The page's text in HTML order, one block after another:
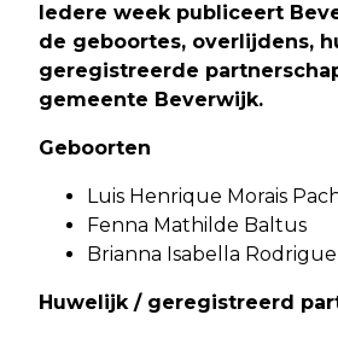
Iedere week publiceert
de geboortes, overlijdens,
geregistreerde
gemeente Beverwijk.
Geboorten
Luis Henrique Morais
Fenna Mathilde Baltus
Brianna Isabella
Huwelijk / geregistreerd